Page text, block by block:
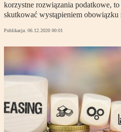
korzystne rozwiązania podatkowe,
skutkować wystąpieniem obowiązku
Publikacja: 06.12.2020 00:01